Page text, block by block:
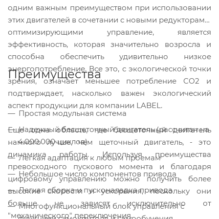
одним важным преимуществом при использовании
этих двигателей в сочетании с новыми редукторами,
оптимизирующими управление, является
эффективность, которая значительно возросла и
способна обеспечить удивительно низкое
энергопотребление. Все это, с экологической точки
зрения, означает меньшее потребление CO2 и
подтверждает, насколько важен экологический
аспект продукции для компании LABEL.
Еще одна область, где бесщеточный двигатель
намного лучше, чем щеточный двигатель, - это
динамика работы. Используя преимущества
превосходного пускового момента и благодаря
цифровому управлению можно получить более
высокие скорости и ускорения, поскольку они
больше не зависят исключительно от
"механического" переключения.
Преимущества
Простая модульная система
Надежный бесщеточный двигатель (рассчитан на
4.000.000 циклов)
Легкая адаптация к любым проемам
Небольшое число компонентов привода
Легкая сборка и пусконаладка привода
Многофункциональный блок управления с